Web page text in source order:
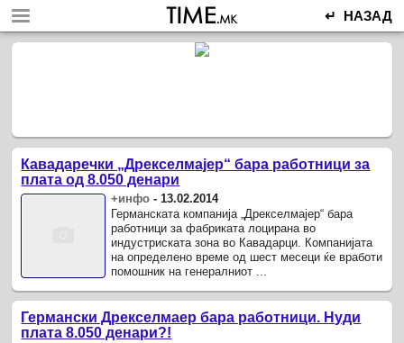
↵ НАЗАД
Кавадаречки „Дрекселмајер“ бара работници за
плата од 8.050 денари
+инфо - 13.02.2014
Германската компанија „Дрекселмајер“ бара
работници за фабриката лоцирана во
индустриската зона во Кавадарци. Компанијата
на определено време од шест месеци ќе вработи
помошник на генералниот ...
Германски Дрекселмаер бара работници. Нуди
плата 8.050 денари?!